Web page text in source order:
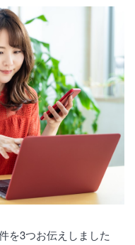
を3つお伝えしました